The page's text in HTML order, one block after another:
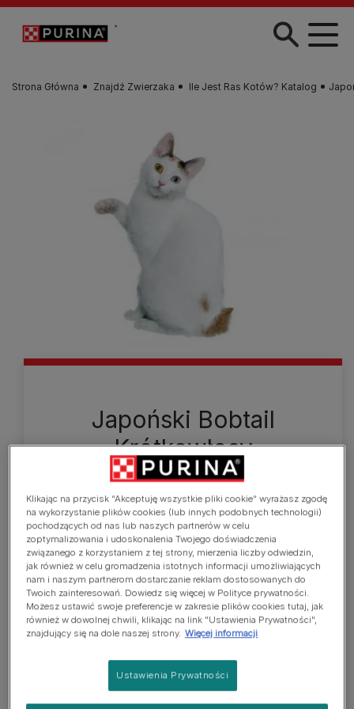
Przejdź do treści
Strona Główna Znajdź Zwierzaka Ile Jest Ras Kotów? Katalog
Japoński Bobtail
Krótkowłosy
Japoński kot bobtail ma eleganckie linie i dobrze
rozwiniętą muskulaturę. Głowa jest drobno
wyrzeźbiona z dużymi prostymi uszami i dużymi
okrągłymi oczami osadzonymi pod wyraźnym
skosem. Ogon rozciąga się tylko na około 5 do 8
cm. Kiedy kot jest rozluźniony, ogon unosi się
pionowo. Włosy na ogonie są na ogół grubsze i
dłuższe i rosną we wszystkich kierunkach,
tworząc efekt ogona pomponowego lub
lub krótkowłose. Sierść jest miękka, jedwabista i
występuje w wielu kolorach. Preferowanym
Klikając na przycisk “Akceptuję wszystkie pliki cookie” wyrażasz zgodę
na wykorzystanie plików cookies (lub innych podobnych technologii)
pochodzących od nas lub naszych partnerów w celu
zoptymalizowania i udoskonalenia Twojego doświadczenia
związanego z korzystaniem z tej strony, mierzenia liczby odwiedzin,
jak również w celu gromadzenia istotnych informacji umożliwiających
nam i naszym partnerom dostarczanie reklam dostosowanych do
Twoich zainteresowań. Dowiedz się więcej w Polityce prywatności.
Możesz ustawić swoje preferencje w zakresie plików cookies tutaj, jak
również w dowolnej chwili, klikając na link "Ustawienia Prywatności",
znajdujący się na dole naszej strony. Więcej informacji
Ustawienia Prywatności